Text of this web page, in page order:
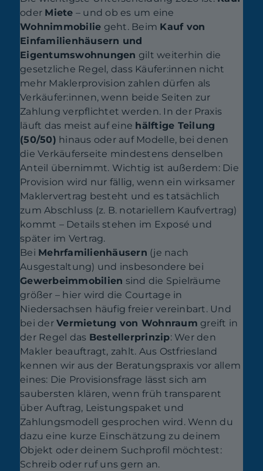
oder Miete – und ob es um eine
Wohnimmobilie geht. Beim Kauf von
Einfamilienhäusern und
Eigentumswohnungen gilt weiterhin die
gesetzliche Regel, dass Käufer:innen nicht
mehr Maklerprovision zahlen dürfen als
Verkäufer:innen, wenn beide Seiten zur
Zahlung verpflichtet werden. In der Praxis
läuft das meist auf eine hälftige Teilung
(50/50) hinaus oder auf Modelle, bei denen
die Verkäuferseite mindestens denselben
Anteil übernimmt. Wichtig ist außerdem: Die
Provision wird nur fällig, wenn ein wirksamer
Maklervertrag besteht und es tatsächlich
zum Abschluss (z. B. notariellem Kaufvertrag)
kommt – Details stehen im Exposé und
später im Vertrag.
Bei Mehrfamilienhäusern (je nach
Ausgestaltung) und insbesondere bei
Gewerbeimmobilien sind die Spielräume
größer – hier wird die Courtage in
Niedersachsen häufig freier vereinbart. Und
bei derVermietung von Wohnraum greift in
der Regel das Bestellerprinzip: Wer den
Makler beauftragt, zahlt. Aus Ostfriesland
kennen wir aus der Beratungspraxis vor allem
eines: Die Provisionsfrage lässt sich am
saubersten klären, wenn früh transparent
über Auftrag, Leistungspaket und
Zahlungsmodell gesprochen wird. Wenn du
dazu eine kurze Einschätzung zu deinem
Objekt oder deinem Suchprofil möchtest:
Schreib oder ruf uns gern an.